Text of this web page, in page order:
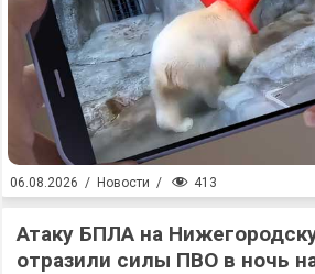
06.08.2026 / Новости / 413
Атаку БПЛА на
отразили силы ПВО в ночь